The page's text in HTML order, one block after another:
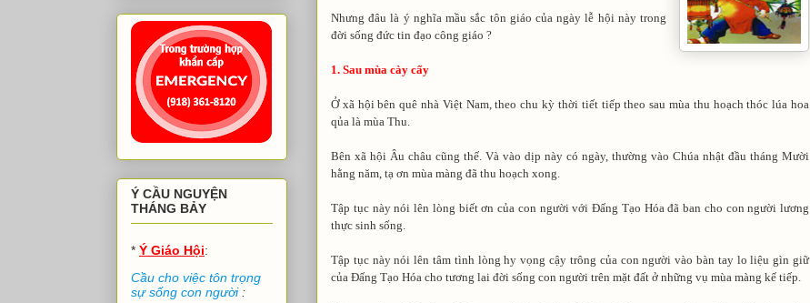
Nhưng đâu là ý nghĩa mầu sắc tôn giáo của ngày lễ hội này trong
đời sống đức tin đạo công giáo ?
1. Sau mùa cày cấy
Ở xã hội bên quê nhà Việt Nam, theo chu kỳ thời tiết tiếp theo sau mùa thu hoạch thóc lúa hoa
qủa là mùa Thu.
Bên xã hội Âu châu cũng thế. Và vào dịp này có ngày, thường vào Chúa nhật đầu tháng Mười
hằng năm, tạ ơn mùa màng đã thu hoạch xong.
Tập tục này nói lên lòng biết ơn của con người với Đấng Tạo Hóa đã ban cho con người lương
thực sinh sống.
Tập tục này nói lên tâm tình lòng hy vọng cậy trông của con người vào bàn tay lo liệu gìn giữ
của Đấng Tạo Hóa cho tương lai đời sống con người trên mặt đất ở những vụ mùa màng kế tiếp.
Ý CẦU NGUYỆN
THÁNG BẢY
* Ý Giáo Hội:
Cầu cho việc tôn trọng
sự sống con người: